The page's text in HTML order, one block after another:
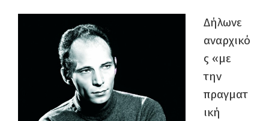
Δήλωνε
αναρχικό
ς «με
την
πραγματ
ική